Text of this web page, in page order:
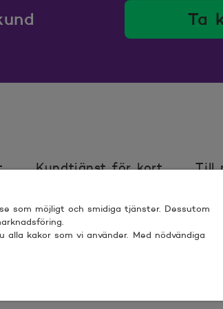
Ta
Kundtjänst för kort Till
Villkor Sköt ärenden tryggt
som möjligt och smidiga tjänster. Dessutom
kakor som vi använder. Med nödvändiga